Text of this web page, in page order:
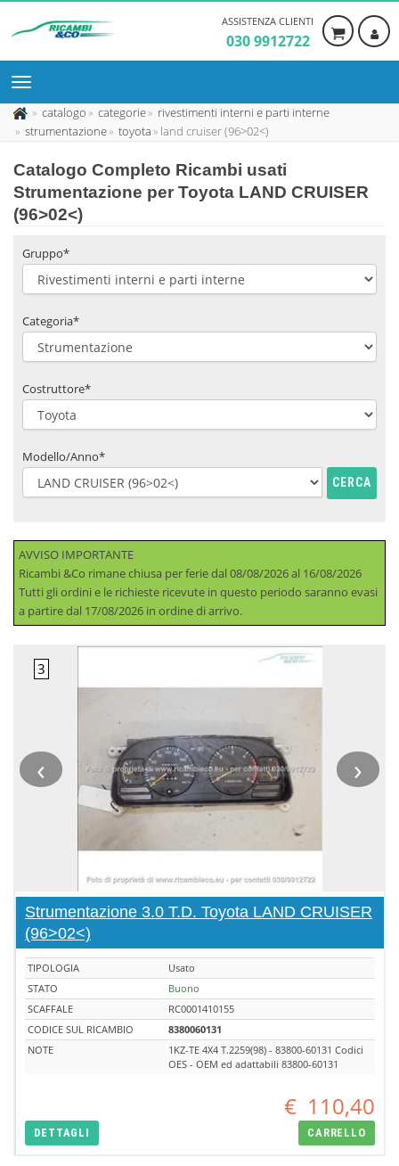
ASSISTENZA CLIENTI
030 9912722
catalogo categorie
rivestimenti interni e parti interne
strumentazione
toyota land cruiser (96>02<)
Catalogo Completo Ricambi usati
Strumentazione per Toyota LAND CRUISER
(96>02<)
Gruppo*
Categoria*
Costruttore*
Modello/Anno*
CERCA
AVVISO IMPORTANTE
Ricambi &Co rimane chiusa per ferie dal 08/08/2026 al 16/08/2026
Tutti gli ordini e le richieste ricevute in questo periodo saranno evasi
a partire dal 17/08/2026 in ordine di arrivo.
‹ ›
Strumentazione 3.0 T.D. Toyota LAND CRUISER
(96>02<)
TIPOLOGIA
Usato
STATO
Buono
SCAFFALE
RC0001410155
CODICE SUL RICAMBIO
8380060131
NOTE
1KZ-TE 4X4 T.2259(98) - 83800-60131 Codici
OES - OEM ed adattabili 83800-60131
€ 110,40
DETTAGLI CARRELLO